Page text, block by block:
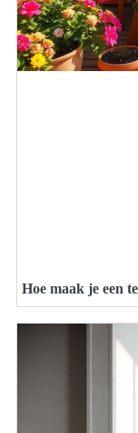
Hoe maak je een